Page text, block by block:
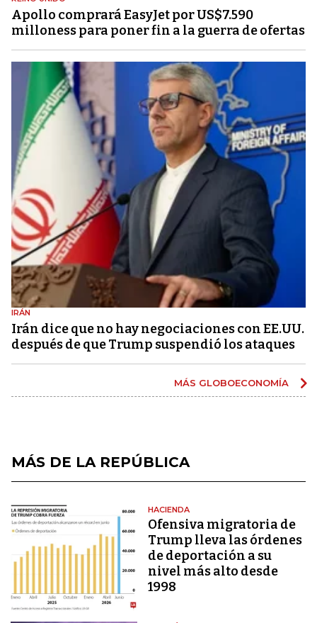
Apollo comprará EasyJet por US$7.590
milloness para poner fin a la guerra de ofertas
IRÁN
Irán dice que no hay negociaciones con EE.UU.
después de que Trump suspendió los ataques
MÁS GLOBOECONOMÍA
MÁS DE LA REPÚBLICA
HACIENDA
Ofensiva migratoria de
Trump lleva las órdenes
de deportación a su
nivel más alto desde
1998